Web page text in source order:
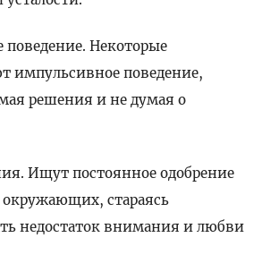
Некоторые
импульсивное поведение,
решения и не думая о
Ищут постоянное одобрение
стараясь
недостаток внимания и любви